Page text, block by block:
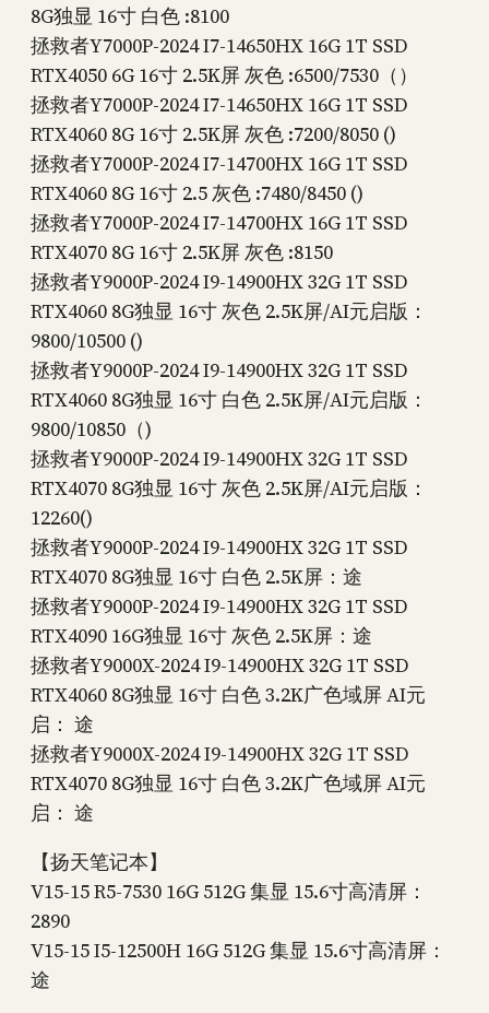
8G独显 16寸 白色 :8100
拯救者Y7000P-2024 I7-14650HX 16G 1T SSD
RTX4050 6G 16寸 2.5K屏 灰色 :6500/7530（）
拯救者Y7000P-2024 I7-14650HX 16G 1T SSD
RTX4060 8G 16寸 2.5K屏 灰色 :7200/8050 ()
拯救者Y7000P-2024 I7-14700HX 16G 1T SSD
RTX4060 8G 16寸 2.5 灰色 :7480/8450 ()
拯救者Y7000P-2024 I7-14700HX 16G 1T SSD
RTX4070 8G 16寸 2.5K屏 灰色 :8150
拯救者Y9000P-2024 I9-14900HX 32G 1T SSD
RTX4060 8G独显 16寸 灰色 2.5K屏/AI元启版：
9800/10500 ()
拯救者Y9000P-2024 I9-14900HX 32G 1T SSD
RTX4060 8G独显 16寸 白色 2.5K屏/AI元启版：
9800/10850（)
拯救者Y9000P-2024 I9-14900HX 32G 1T SSD
RTX4070 8G独显 16寸 灰色 2.5K屏/AI元启版：
12260()
拯救者Y9000P-2024 I9-14900HX 32G 1T SSD
RTX4070 8G独显 16寸 白色 2.5K屏：途
拯救者Y9000P-2024 I9-14900HX 32G 1T SSD
RTX4090 16G独显 16寸 灰色 2.5K屏：途
拯救者Y9000X-2024 I9-14900HX 32G 1T SSD
RTX4060 8G独显 16寸 白色 3.2K广色域屏 AI元
启： 途
拯救者Y9000X-2024 I9-14900HX 32G 1T SSD
RTX4070 8G独显 16寸 白色 3.2K广色域屏 AI元
启： 途
【扬天笔记本】
V15-15 R5-7530 16G 512G 集显 15.6寸高清屏：
2890
V15-15 I5-12500H 16G 512G 集显 15.6寸高清屏：
途